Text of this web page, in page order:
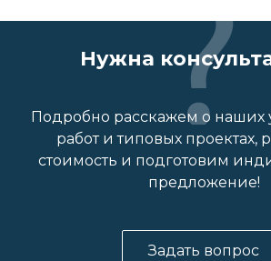
Нужна
Подробно расскажем о наших
работ и типовых проектах,
стоимость и подготовим
предложение!
Задать вопрос